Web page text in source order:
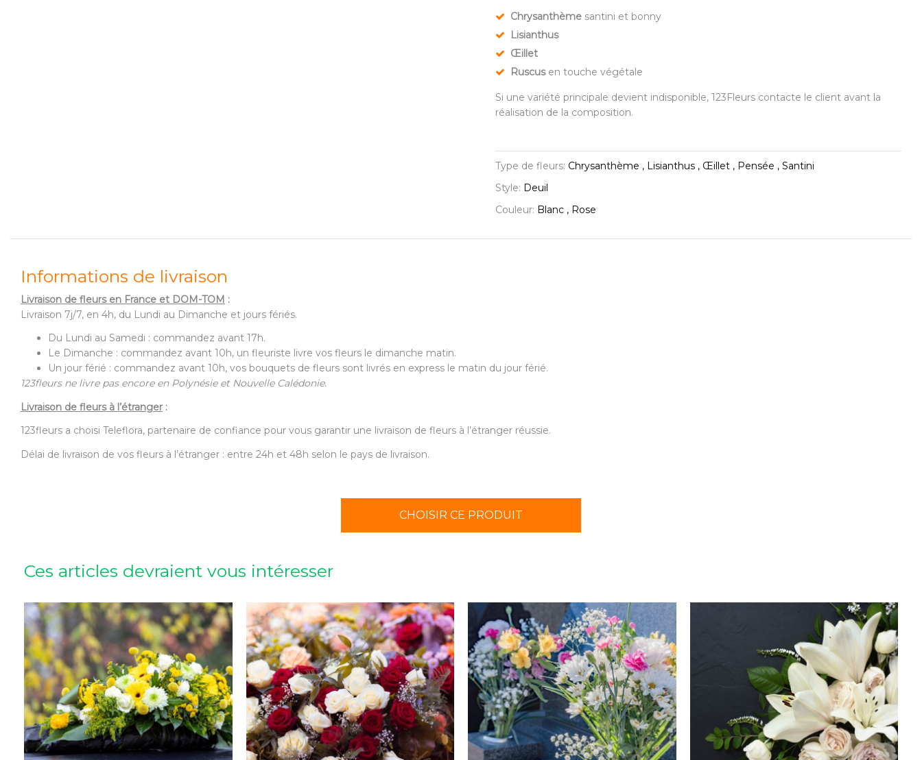
Chrysanthème santini et bonny
Lisianthus
Œillet
Ruscusen touche végétale
Si une variété principale devient indisponible, 123Fleurs contacte le client avant la
réalisation de la composition.
Type de fleurs: Chrysanthème , Lisianthus , Œillet , Pensée , Santini
Style: Deuil
Couleur: Blanc , Rose
Informations de livraison
Livraison de fleurs en France et DOM-TOM :
Livraison 7j/7, en 4h, du Lundi au Dimanche et jours fériés.
Du Lundi au Samedi : commandez avant 17h.
Le Dimanche : commandez avant 10h, un fleuriste livre vos fleurs le dimanche matin.
Un jour férié : commandez avant 10h, vos bouquets de fleurs sont livrés en express le matin du jour férié.
123fleurs ne livre pas encore en Polynésie et Nouvelle Calédonie.
Livraison de fleurs à l’étranger:
123fleurs a choisi Teleflora, partenaire de confiance pour vous garantir une livraison de fleurs à l’étranger réussie.
Délai de livraison de vos fleurs à l’étranger : entre 24h et 48h selon le pays de livraison.
CHOISIR CE PRODUIT
Ces articles devraient vous intéresser